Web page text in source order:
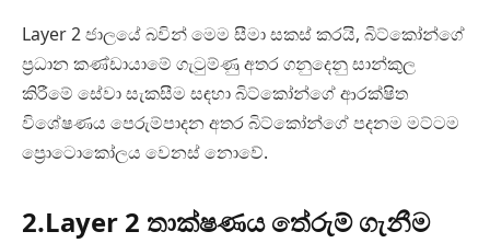
Layer 2 ජාලයේ බවින් මෙම සීමා සකස් කරයි, බිට්කෝන්ගේ
ප්‍රධාන කණ්ඩායාමේ ගැටුම්ණු අතර ගනුදෙනු සාන්කුල
කිරීමේ සේවා සැකසීම සඳහා බිට්කෝන්ගේ ආරක්ෂිත
විශේෂණය පෙරුම්පාදන අතර බිට්කෝන්ගේ පදනම මට්ටම
ප්‍රොටොකෝලය වෙනස් නොවේ.
2.Layer 2 තාක්ෂණය තේරුම් ගැනීම